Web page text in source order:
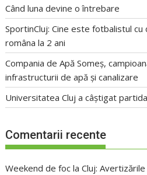
Când luna devine o întrebare
SportinCluj: Cine este fotbalistul
româna la 2 ani
Compania de Apă Someș,
infrastructurii de apă și canalizare
Universitatea Cluj a câștigat
Comentarii recente
Weekend de foc la Cluj: